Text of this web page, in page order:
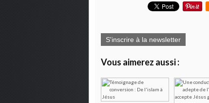
S'inscrire à la newsletter
Vous aimerez aussi :